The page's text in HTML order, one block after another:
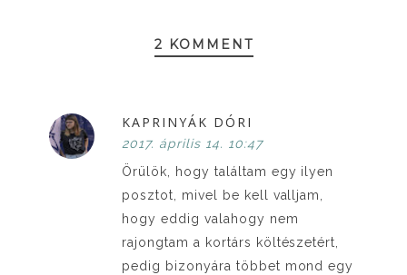
2 KOMMENT
KAPRINYÁK DÓRI
2017. április 14. 10:47
Örülök, hogy találtam egy ilyen
posztot, mivel be kell valljam,
hogy eddig valahogy nem
rajongtam a kortárs költészetért,
pedig bizonyára többet mond egy